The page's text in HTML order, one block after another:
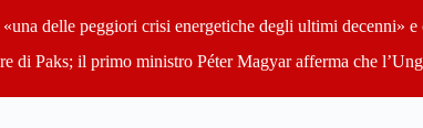
delle peggiori crisi energetiche degli ultimi decenni»
di Paks; il primo ministro Péter Magyar afferma che